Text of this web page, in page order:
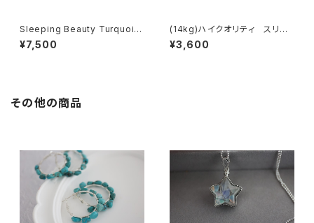
Sleeping Beauty Turquois
e ring[kgf5097]
¥7,500
(14kg)ハイクオリティ スリー
ピングビューティーリング [rg0
209]
¥3,600
その他の商品